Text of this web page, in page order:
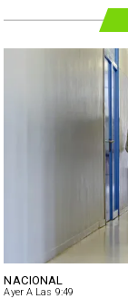
NACIONAL
Ayer A Las 9:49